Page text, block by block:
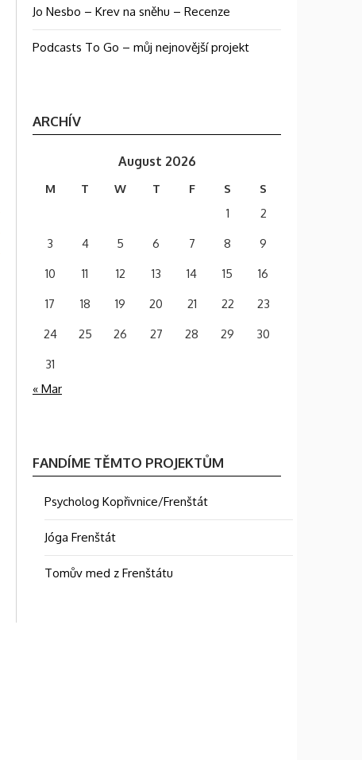
Jo Nesbo – Krev na sněhu – Recenze
Podcasts To Go – můj nejnovější projekt
ARCHÍV
August 2026
M T W T F S
S
1
2
3
4 5 6 7 8
9
10
11 12 13 14 15
16
17
18 19 20 21 22
23
24
25 26 27 28 29
30
31
« Mar
FANDÍME TĚMTO PROJEKTŮM
Psycholog Kopřivnice/Frenštát
Jóga Frenštát
Tomův med z Frenštátu